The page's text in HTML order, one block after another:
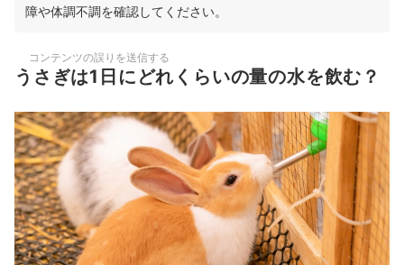
障や体調不調を確認してください。
コンテンツの誤りを送信する
うさぎは1日にどれくらいの量の水を飲む？